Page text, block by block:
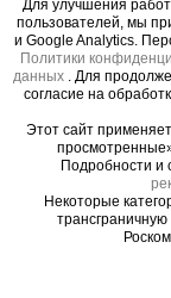
влаги, не
уверенность
- Увеличенная
Позволяет
материалами и
риска.
4.
времени
- Турецкое
Эстетичный и
Для улучшения
пользователей, мы
и Google Analytics.
Политики
данных
. Для
согласие на
Этот сайт
Подробности и
Некоторые